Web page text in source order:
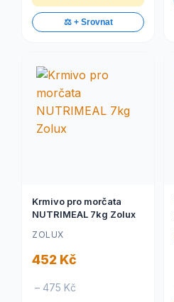
⚖️ + Srovnat
Krmivo pro morčata
NUTRIMEAL 7kg Zolux
ZOLUX
452 Kč
– 475 Kč